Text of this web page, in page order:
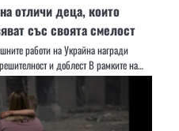
отличи деца, които
със своята смелост
работи на Украйна награди
и доблест В рамките на…